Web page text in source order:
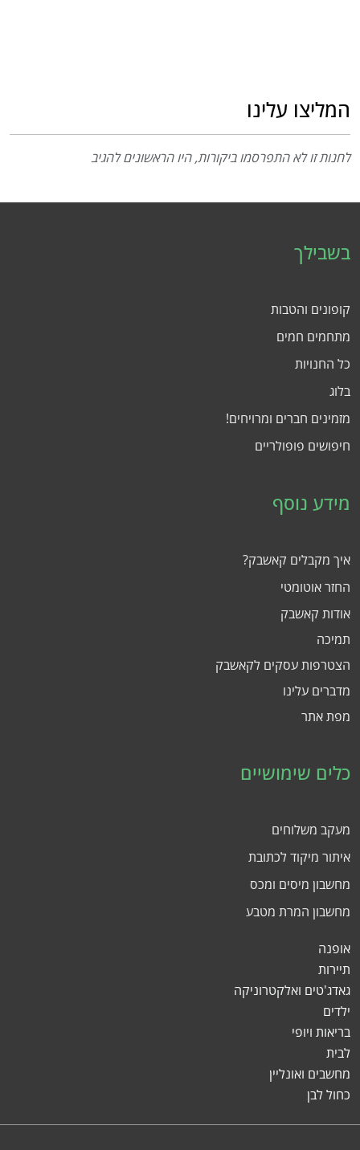
המליצו עלינו
לחנות זו לא התפרסמו ביקורות, היו הראשונים להגיב
בשבילך
קופונים והטבות
מתחמים חמים
כל החנויות
בלוג
מזמינים חברים ומרויחים!
חיפושים פופולריים
מידע נוסף
איך מקבלים קאשבק?
החזר אוטומטי
אודות קאשבק
תמיכה
הצטרפות עסקים לקאשבק
מדברים עלינו
מפת אתר
כלים שימושיים
מעקב משלוחים
איתור מיקוד לכתובת
מחשבון מיסים ומכס
מחשבון המרת מטבע
אופנה
תיירות
גאדג'טים ואלקטרוניקה
ילדים
בריאות ויופי
לבית
מחשבים ואונליין
כחול לבן